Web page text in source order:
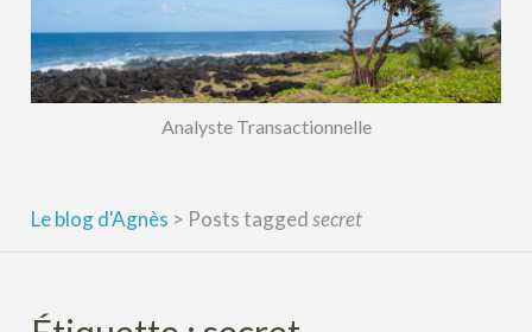
Analyste Transactionnelle
Le blog d'Agnès > Posts taggedsecret